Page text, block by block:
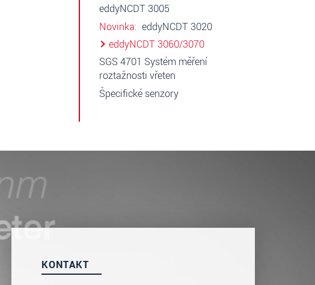
eddyNCDT 3005
Novinka eddyNCDT 3020
eddyNCDT 3060/3070
SGS 4701 Systém měření
roztažnosti vřeten
Špecifické senzory
KONTAKT